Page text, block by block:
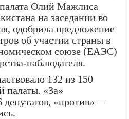
палата Олий Мажлиса
на заседании во
одобрила предложение
об участии страны в
союзе (ЕАЭС)
наблюдателя.
132 из 150
палаты. «За»
депутатов, «против» —